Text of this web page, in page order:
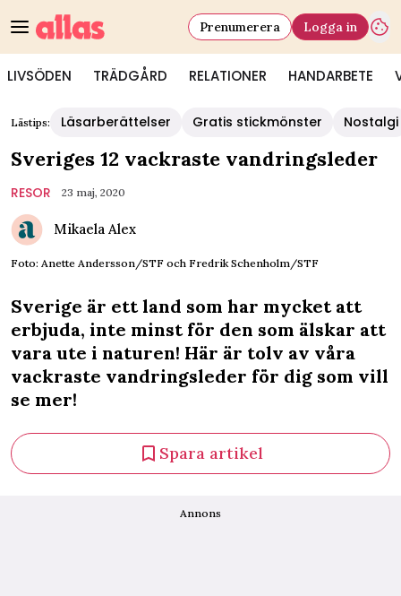
LIVSÖDEN TRÄDGÅRD RELATIONER HANDARBETE
Prenumerera Logga in
Lästips: Läsarberättelser Gratis stickmönster Nostalgi
Sveriges 12 vackraste vandringsleder
RESOR 23 maj, 2020
Mikaela Alex
Foto: Anette Andersson/STF och Fredrik Schenholm/STF
Sverige är ett land som har mycket att
erbjuda, inte minst för den som älskar att
vara ute i naturen! Här är tolv av våra
vackraste vandringsleder för dig som vill
se mer!
Spara artikel
Annons